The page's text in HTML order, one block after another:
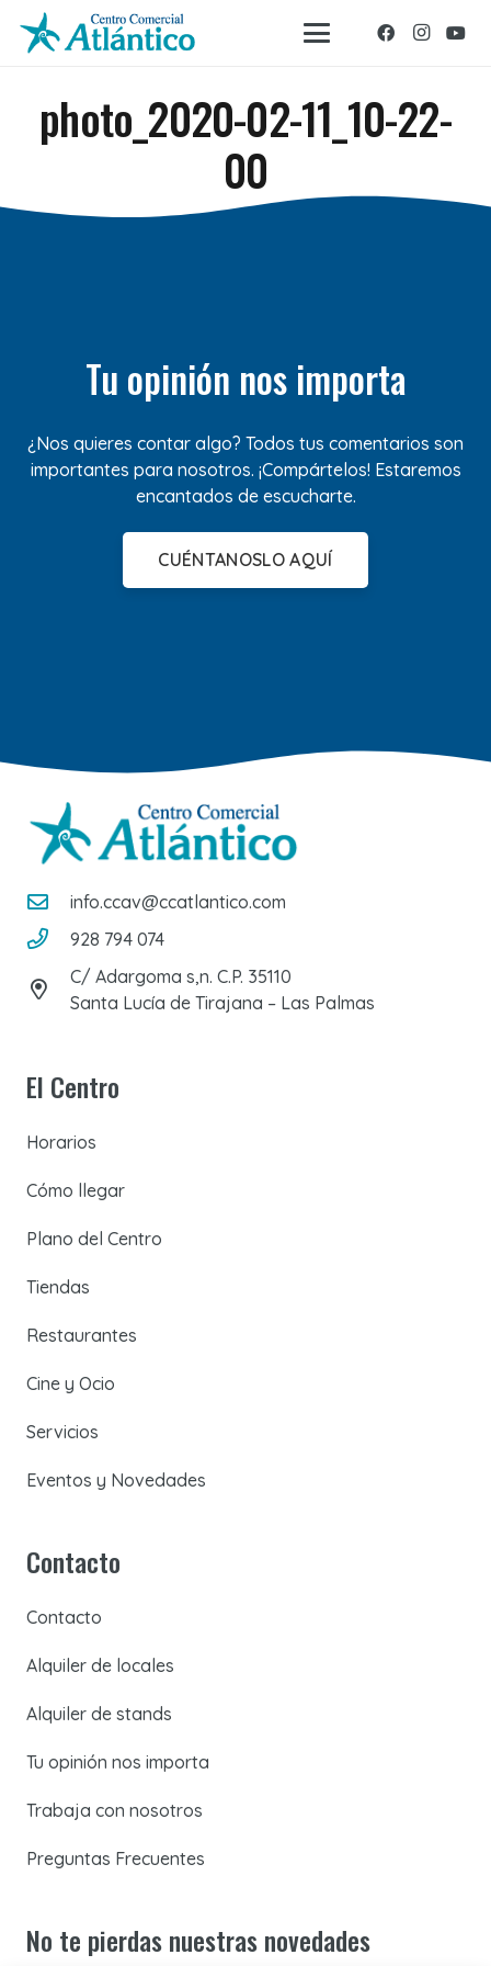
photo_2020-02-11_10-22-
00
Tu opinión nos importa
¿Nos quieres contar algo? Todos tus comentarios son
importantes para nosotros. ¡Compártelos! Estaremos
encantados de escucharte.
CUÉNTANOSLO AQUÍ
info.ccav@ccatlantico.com
928 794 074
C/ Adargoma s,n. C.P. 35110
Santa Lucía de Tirajana – Las Palmas
El Centro
Horarios
Cómo llegar
Plano del Centro
Tiendas
Restaurantes
Cine y Ocio
Servicios
Eventos y Novedades
Contacto
Contacto
Alquiler de locales
Alquiler de stands
Tu opinión nos importa
Trabaja con nosotros
Preguntas Frecuentes
No te pierdas nuestras novedades